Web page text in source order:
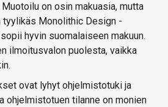
on osin makuasia, mutta
tyylikäs Monolithic Design -
hyvin suomalaiseen makuun.
ilmoitusvalon puolesta, vaikka
ovat lyhyt ohjelmistotuki ja
ohjelmistotuen tilanne on monien